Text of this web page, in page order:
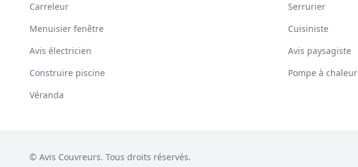
Carreleur
Serrurier
Menuisier fenêtre
Cuisiniste
Avis électricien
Avis paysagiste
Construire piscine
Pompe à chaleur
Véranda
© Avis Couvreurs. Tous droits réservés.